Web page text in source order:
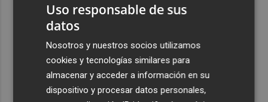
Uso responsable de sus
datos
Nosotros y nuestros socios utilizamos
cookies y tecnologías similares para
almacenar y acceder a información en su
dispositivo y procesar datos personales,